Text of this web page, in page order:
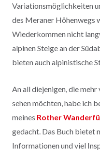
Variationsmöglichkeiten
des Meraner Höhenwegs
Wiederkommen nicht
alpinen Steige an der
bieten auch alpinistische
An all diejenigen, die
sehen möchten, habe ich
meines Rother
gedacht. Das Buch bietet
Informationen und viel